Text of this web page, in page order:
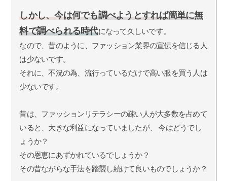
しかし、今は何でも調べようとすれば簡単に無
料で調べられる時代になって久しいです。
なので、昔のように、ファッション業界の宣伝を信じる人
は少ないです。
それに、不況の為、流行っているだけで高い服を買う人は
少ないです。
昔は、ファッションリテラシーの疎い人が大多数を占めて
いると、大きな利益になっていましたが、 今はどうでし
ょうか？
その恩恵にあずかれているでしょうか？
その昔ながらな手法を踏襲し続けて良いものでしょうか？